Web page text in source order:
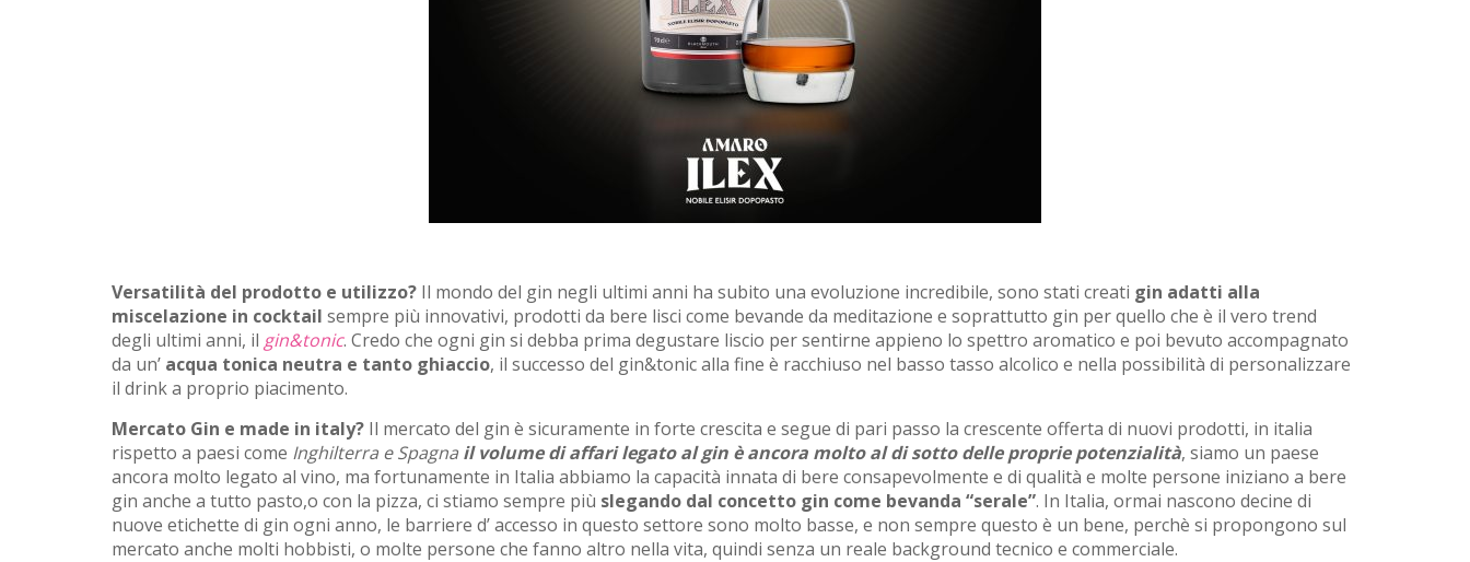
Versatilità del prodotto e utilizzo? Il mondo del gin negli ultimi anni ha subito una evoluzione incredibile, sono stati creati gin adatti alla
miscelazione in cocktail sempre più innovativi, prodotti da bere lisci come bevande da meditazione e soprattutto gin per quello che è il vero trend
degli ultimi anni, il gin&tonic. Credo che ogni gin si debba prima degustare liscio per sentirne appieno lo spettro aromatico e poi bevuto accompagnato
da un’ acqua tonica neutra e tanto ghiaccio, il successo del gin&tonic alla fine è racchiuso nel basso tasso alcolico e nella possibilità di personalizzare
il drink a proprio piacimento.
Mercato Gin e made in italy? Il mercato del gin è sicuramente in forte crescita e segue di pari passo la crescente offerta di nuovi prodotti, in italia
rispetto a paesi come Inghilterra e Spagna il volume di affari legato al gin è ancora molto al di sotto delle proprie potenzialità, siamo un paese
ancora molto legato al vino, ma fortunamente in Italia abbiamo la capacità innata di bere consapevolmente e di qualità e molte persone iniziano a bere
gin anche a tutto pasto,o con la pizza, ci stiamo sempre più slegando dal concetto gin come bevanda “serale”. In Italia, ormai nascono decine di
nuove etichette di gin ogni anno, le barriere d’ accesso in questo settore sono molto basse, e non sempre questo è un bene, perchè si propongono sul
mercato anche molti hobbisti, o molte persone che fanno altro nella vita, quindi senza un reale background tecnico e commerciale.